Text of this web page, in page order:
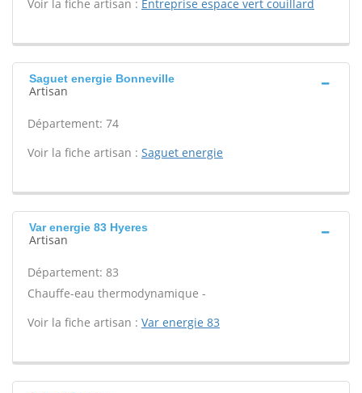
Voir la fiche artisan : Entreprise espace vert couillard
Saguet energie Bonneville
Artisan
Département: 74
Voir la fiche artisan : Saguet energie
Var energie 83 Hyeres
Artisan
Département: 83
Chauffe-eau thermodynamique -
Voir la fiche artisan : Var energie 83